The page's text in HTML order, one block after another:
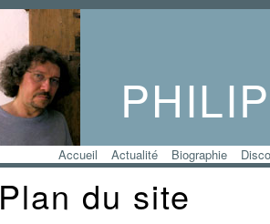
Accueil Actualité Biographie
Plan du site